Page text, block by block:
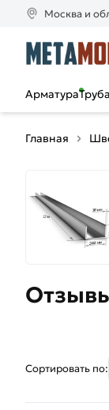
Москва и
Арматура
Главная
Сортировать по: